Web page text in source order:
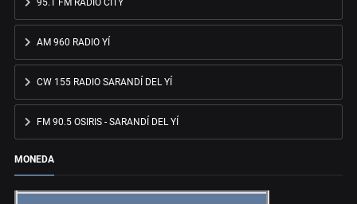
95.1 FM RADIO CITY
AM 960 RADIO YÍ
CW 155 RADIO SARANDÍ DEL YÍ
FM 90.5 OSIRIS - SARANDÍ DEL YÍ
MONEDA